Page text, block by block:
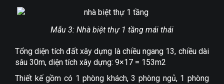
Mẫu 3: Nhà biệt thự 1 tầng mái thái
Tổng diện tích đất xây dựng là chiều ngang 13, chiều dài
sâu 30m, diện tích xây dựng: 9×17 = 153m2
Thiết kế gồm có 1 phòng khách, 3 phòng ngủ, 1 phòng